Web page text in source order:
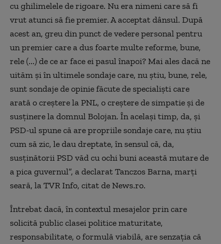
cu ghilimelele de rigoare. Nu era nimeni care să fi
vrut atunci să fie premier. A acceptat dânsul. După
acest an, greu din punct de vedere personal pentru
un premier care a dus foarte multe reforme, bune,
rele (...) de ce ar face ei pasul înapoi? Mai ales dacă ne
uităm şi în ultimele sondaje care, nu ştiu, bune, rele,
sunt sondaje de opinie făcute de specialişti care
arată o creştere la PNL, o creştere de simpatie şi de
susţinere la domnul Bolojan. În acelaşi timp, da, şi
PSD-ul spune că are propriile sondaje care, nu ştiu
cum să zic, le dau dreptate, în sensul că, da,
susţinătorii PSD văd cu ochi buni această mutare de
a pica guvernul”, a declarat Tanczos Barna, marţi
seară, la TVR Info, citat de News.ro.
Întrebat dacă, în contextul mesajelor prin care
solicită public clasei politice maturitate,
responsabilitate, o formulă viabilă, are senzaţia că